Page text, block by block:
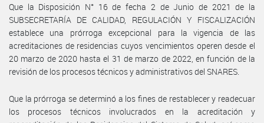
Que la Disposición N° 16 de fecha 2 de Junio de 2021 de la
SUBSECRETARÍA DE CALIDAD, REGULACIÓN Y FISCALIZACIÓN
establece una prórroga excepcional para la vigencia de las
acreditaciones de residencias cuyos vencimientos operen desde el
20 marzo de 2020 hasta el 31 de marzo de 2022, en función de la
revisión de los procesos técnicos y administrativos del SNARES.
Que la prórroga se determinó a los fines de restablecer y readecuar
los procesos técnicos involucrados en la acreditación y